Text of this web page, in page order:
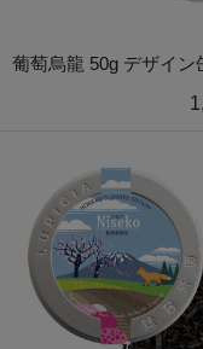
葡萄烏龍 50g デザイン